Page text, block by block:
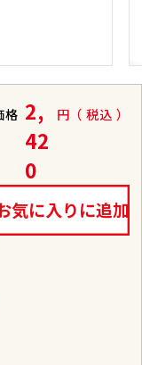
格 2,
42
0
税込
気に入りに追加